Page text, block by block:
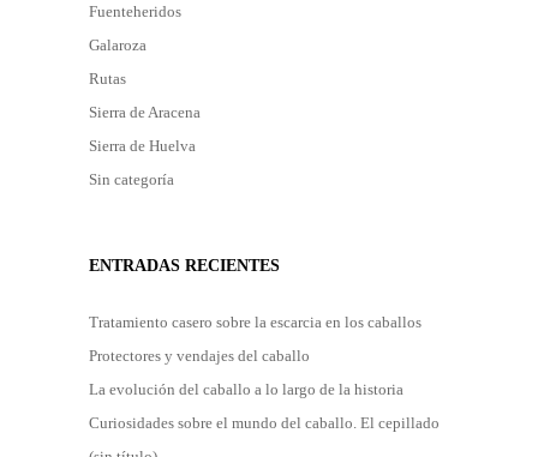
Fuenteheridos
Galaroza
Rutas
Sierra de Aracena
Sierra de Huelva
Sin categoría
ENTRADAS RECIENTES
Tratamiento casero sobre la escarcia en los caballos
Protectores y vendajes del caballo
La evolución del caballo a lo largo de la historia
Curiosidades sobre el mundo del caballo. El cepillado